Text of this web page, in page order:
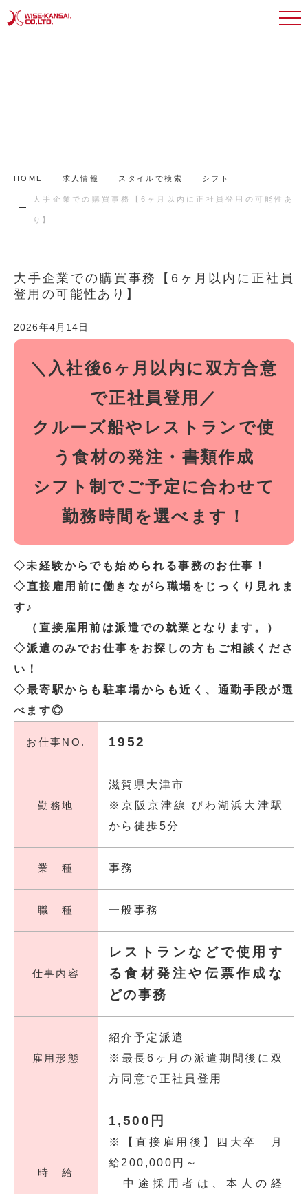
HOME 求人情報 スタイルで検索 シフト
大手企業での購買事務【6ヶ月以内に正社員登用の可能性あ
り】
大手企業での購買事務【6ヶ月以内に正社員
登用の可能性あり】
2026年4月14日
＼入社後6ヶ月以内に双方合意
で正社員登用／
クルーズ船やレストランで使
う食材の発注・書類作成
シフト制でご予定に合わせて
勤務時間を選べます！
◇未経験からでも始められる事務のお仕事！
◇直接雇用前に働きながら職場をじっくり見れま
す♪
（直接雇用前は派遣での就業となります。）
◇派遣のみでお仕事をお探しの方もご相談くださ
い！
◇最寄駅からも駐車場からも近く、通勤手段が選
べます◎
お仕事NO. 1952
勤務地
滋賀県大津市
※京阪京津線 びわ湖浜大津駅
から徒歩5分
業 種 事務
職 種 一般事務
仕事内容
レストランなどで使用す
る食材発注や伝票作成な
どの事務
雇用形態
紹介予定派遣
※最長6ヶ月の派遣期間後に双
方同意で正社員登用
時 給
1,500円
※【直接雇用後】四大卒 月
給200,000円～
中途採用者は、本人の経